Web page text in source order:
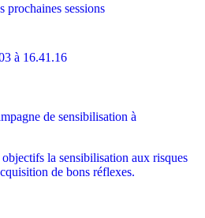
sessions
de sensibilisation à
la sensibilisation aux risques
de bons réflexes.